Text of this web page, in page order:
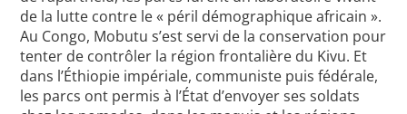
de la lutte contre le « péril démographique africain ».
Au Congo, Mobutu s’est servi de la conservation pour
tenter de contrôler la région frontalière du Kivu. Et
dans l’Éthiopie impériale, communiste puis fédérale,
les parcs ont permis à l’État d’envoyer ses soldats